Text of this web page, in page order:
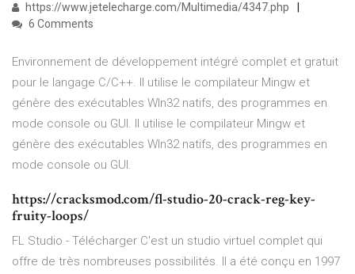
https://www.jetelecharge.com/Multimedia/4347.php
6 Comments
Environnement de développement intégré complet et gratuit
pour le langage C/C++. Il utilise le compilateur Mingw et
génère des exécutables WIn32 natifs, des programmes en
mode console ou GUI. Il utilise le compilateur Mingw et
génère des exécutables WIn32 natifs, des programmes en
mode console ou GUI.
https://cracksmod.com/fl-studio-20-crack-reg-key-
fruity-loops/
FL Studio - Télécharger C'est un studio virtuel complet qui
offre de très nombreuses possibilités. Il a été conçu en 1997